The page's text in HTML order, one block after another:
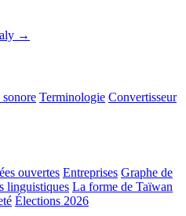
→
sonore Terminologie Convertisseur
ouvertes Entreprises Graphe de
linguistiques La forme de Taïwan
Élections 2026